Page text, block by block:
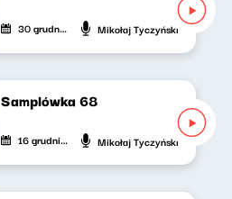
30 grudnia 2024 Mikołaj Tyczyński
Samplówka 68
16 grudnia 2024 Mikołaj Tyczyński